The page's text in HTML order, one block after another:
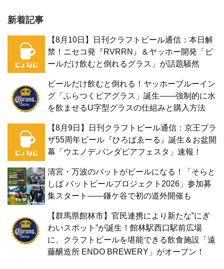
新着記事
【8月10日】日刊クラフトビール通信：本日解
禁！ニセコ発『RVRRN』＆ヤッホー開発「ビ
ールだけ飲むと倒れるグラス」が話題騒然
ビールだけ飲むと倒れる！ヤッホーブルーイン
グ「ふらつくビアグラス」誕生——強制的に水
を飲ませるU字型グラスの仕組みと購入方法
【8月9日】日刊クラフトビール通信：京王プラ
ザ55周年ビール『ひろばゑーる』誕生＆お盆開
幕「ウエノデ.パンダビアフェスタ」速報！
清宮・万波のバットがビールになる！「そらと
しば バットビールプロジェクト2026」参加募
集スタート——鎌ケ谷で初の道外開催も
【群馬県館林市】官民連携により新たな”にぎ
わいスポット”が誕生！館林駅西口駅前広場
に、クラフトビールを堪能できる飲食施設「遠
藤醸造所 ENDO BREWERY」がオープン！